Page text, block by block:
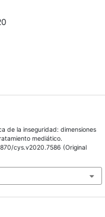
de la inseguridad: dimensiones
mediático.
cys.v2020.7586 (Original